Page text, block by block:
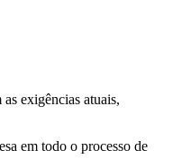
exigências atuais,
em todo o processo de